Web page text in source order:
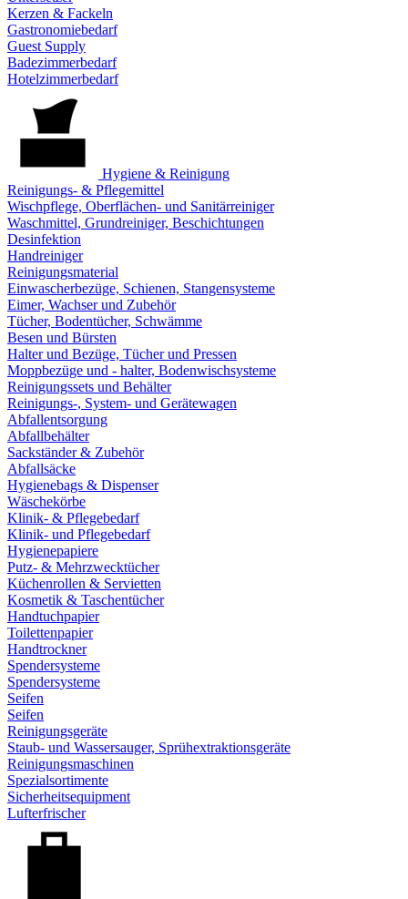
Kerzen & Fackeln
Gastronomiebedarf
Guest Supply
Badezimmerbedarf
Hotelzimmerbedarf
Hygiene & Reinigung
Reinigungs- & Pflegemittel
Wischpflege, Oberflächen- und Sanitärreiniger
Waschmittel, Grundreiniger, Beschichtungen
Desinfektion
Handreiniger
Reinigungsmaterial
Einwascherbezüge, Schienen, Stangensysteme
Eimer, Wachser und Zubehör
Tücher, Bodentücher, Schwämme
Besen und Bürsten
Halter und Bezüge, Tücher und Pressen
Moppbezüge und - halter, Bodenwischsysteme
Reinigungssets und Behälter
Reinigungs-, System- und Gerätewagen
Abfallentsorgung
Abfallbehälter
Sackständer & Zubehör
Abfallsäcke
Hygienebags & Dispenser
Wäschekörbe
Klinik- & Pflegebedarf
Klinik- und Pflegebedarf
Hygienepapiere
Putz- & Mehrzwecktücher
Küchenrollen & Servietten
Kosmetik & Taschentücher
Handtuchpapier
Toilettenpapier
Handtrockner
Spendersysteme
Spendersysteme
Seifen
Seifen
Reinigungsgeräte
Staub- und Wassersauger, Sprühextraktionsgeräte
Reinigungsmaschinen
Spezialsortimente
Sicherheitsequipment
Lufterfrischer